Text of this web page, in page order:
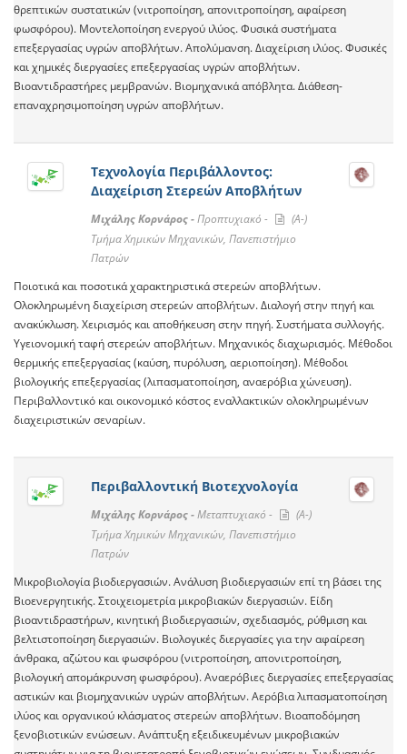
θρεπτικών συστατικών (νιτροποίηση, απονιτροποίηση, αφαίρεση
φωσφόρου). Μοντελοποίηση ενεργού ιλύος. Φυσικά συστήματα
επεξεργασίας υγρών αποβλήτων. Απολύμανση. Διαχείριση ιλύος. Φυσικές
και χημικές διεργασίες επεξεργασίας υγρών αποβλήτων.
Βιοαντιδραστήρες μεμβρανών. Βιομηχανικά απόβλητα. Διάθεση-
επαναχρησιμοποίηση υγρών αποβλήτων.
Τεχνολογία Περιβάλλοντος:
Διαχείριση Στερεών Αποβλήτων
Μιχάλης Κορνάρος -Προπτυχιακό -
(A-)
Τμήμα Χημικών Μηχανικών, Πανεπιστήμιο
Πατρών
Ποιοτικά και ποσοτικά χαρακτηριστικά στερεών αποβλήτων.
Ολοκληρωμένη διαχείριση στερεών αποβλήτων. Διαλογή στην πηγή και
ανακύκλωση. Χειρισμός και αποθήκευση στην πηγή. Συστήματα συλλογής.
Υγειονομική ταφή στερεών αποβλήτων. Μηχανικός διαχωρισμός. Μέθοδοι
θερμικής επεξεργασίας (καύση, πυρόλυση, αεριοποίηση). Μέθοδοι
βιολογικής επεξεργασίας (λιπασματοποίηση, αναερόβια χώνευση).
Περιβαλλοντικό και οικονομικό κόστος εναλλακτικών ολοκληρωμένων
διαχειριστικών σεναρίων.
Περιβαλλοντική Βιοτεχνολογία
Μιχάλης Κορνάρος -Μεταπτυχιακό -
(A-)
Τμήμα Χημικών Μηχανικών, Πανεπιστήμιο
Πατρών
Μικροβιολογία βιοδιεργασιών. Ανάλυση βιοδιεργασιών επί τη βάσει της
Βιοενεργητικής. Στοιχειομετρία μικροβιακών διεργασιών. Eίδη
βιοαντιδραστήρων, κινητική βιοδιεργασιών, σχεδιασμός, ρύθμιση και
βελτιστοποίηση διεργασιών. Βιολογικές διεργασίες για την αφαίρεση
άνθρακα, αζώτου και φωσφόρου (νιτροποίηση, απονιτροποίηση,
βιολογική απομάκρυνση φωσφόρου). Αναερόβιες διεργασίες επεξεργασίας
αστικών και βιομηχανικών υγρών αποβλήτων. Αερόβια λιπασματοποίηση
ιλύος και οργανικού κλάσματος στερεών αποβλήτων. Βιοαποδόμηση
ξενοβιοτικών ενώσεων. Ανάπτυξη εξειδικευμένων μικροβιακών